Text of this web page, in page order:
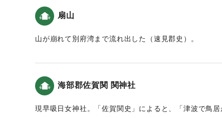
扇山
山が崩れて別府湾まで流れ出した（速見郡史）。
｜固有コード:00028028
海部郡佐賀関 関神社
現早吸日女神社。「佐賀関史」によると、「津波で鳥